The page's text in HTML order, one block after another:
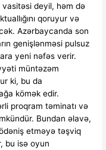
vasitəsi deyil, həm də
qoruyur və
Azərbaycanda son
genişlənməsi pulsuz
yeni nəfəs verir.
müntəzəm
ki, bu da
kömək edir.
proqram təminatı və
Bundan əlavə,
etməyə təşviq
bu isə oyun